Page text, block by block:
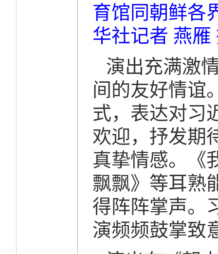
育馆同朝鲜各
华社记者 燕雁
演出充满激
间的友好情谊
式，表达对习
欢迎，抒发期
真挚情感。《
飘飘》等耳熟
得阵阵掌声。
演频频鼓掌致